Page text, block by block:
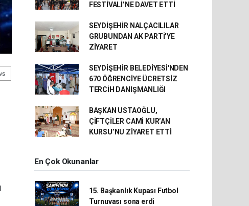
FESTİVALİ’NE DAVET ETTİ
SEYDİŞEHİR NALÇACILILAR
GRUBUNDAN AK PARTİ’YE
ZİYARET
SEYDİŞEHİR BELEDİYESİ'NDEN
670 ÖĞRENCİYE ÜCRETSİZ
TERCİH DANIŞMANLIĞI
BAŞKAN USTAOĞLU,
ÇİFTÇİLER CAMİ KUR’AN
KURSU’NU ZİYARET ETTİ
En Çok Okunanlar
15. Başkanlık Kupası Futbol
Turnuvası sona erdi